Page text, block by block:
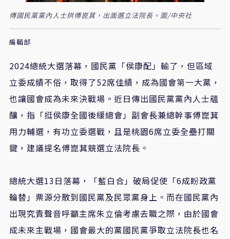
傅國民黨黨內人士拱傅崑萁，出面選立法院長。圖/中央社
編輯部
2024總統大選落幕，國民黨「侯康配」輸了，但區域
立委成績不俗，取得了52席佳績，成為國會第一大黨，
也讓國會成為未來決戰場。近日傳出國民黨黨內人士蘊
釀，指「挺侯康全國後緩總會」副會長兼總幹事傅崑萁
用力輔選，有功立委選戰，且是桃園6席立委全壘打關
鍵，建議提名傅崑萁競選立法院長。
總統大選13日落幕，「藍白合」破局促使「6成盼政黨
輪替」票源分散到國民黨及民眾黨身上。而在國民黨內
出現究責聲音呼籲主席朱立倫考慮去職之際，由於國會
成未來主戰場，國會最大的黨國民黨爭取立法院長也名